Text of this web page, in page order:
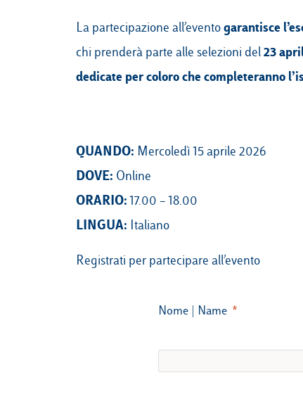
La partecipazione all’eventogarantisce
chi prenderà parte alle selezioni del 23
dedicate per coloro che completeranno
QUANDO: Mercoledì 15 aprile 2026
DOVE: Online
ORARIO:17.00 – 18.00
LINGUA: Italiano
Registrati per partecipare all’evento
Nome | Name